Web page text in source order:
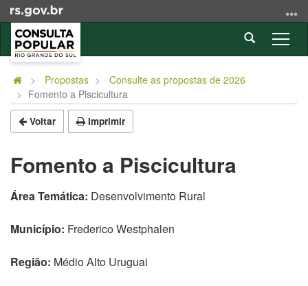
para
conteúdo
para
menu
para
busca
a
Abrir
a
Início
conteúdo
Propostas
Consulte as propostas de 2026
Fomento a Piscicultura
Voltar Imprimir
Fomento a Piscicultura
Área Temática: Desenvolvimento Rural
Município: Frederico Westphalen
Região: Médio Alto Uruguai